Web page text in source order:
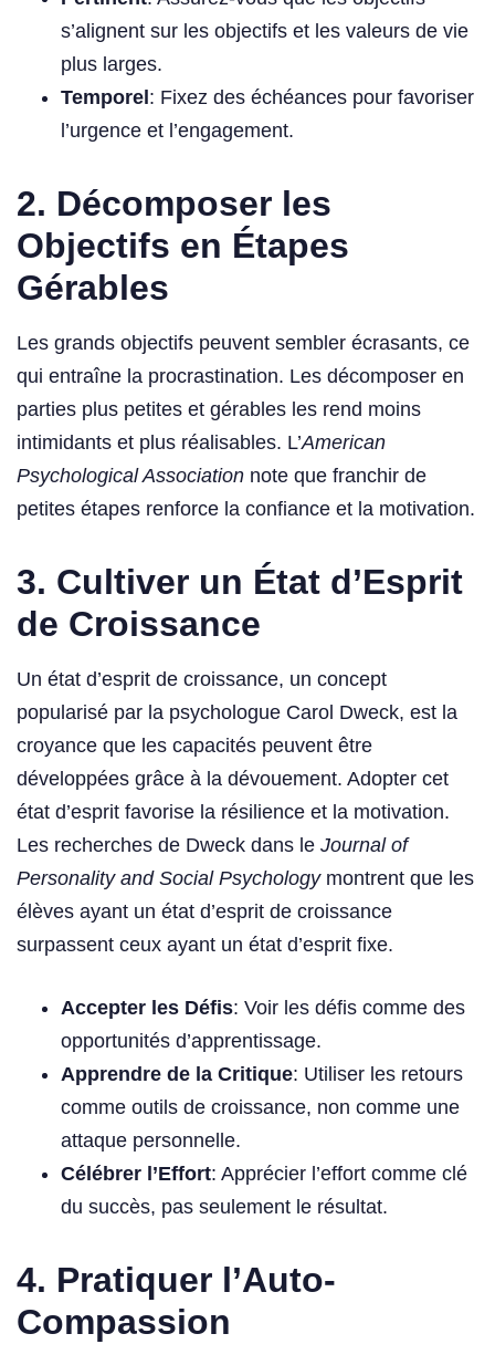
s’alignent sur les objectifs et les valeurs de vie
plus larges.
Temporel : Fixez des échéances pour favoriser
l’urgence et l’engagement.
2. Décomposer les
Objectifs en Étapes
Gérables
Les grands objectifs peuvent sembler écrasants, ce
qui entraîne la procrastination. Les décomposer en
parties plus petites et gérables les rend moins
intimidants et plus réalisables. L’American
Psychological Association note que franchir de
petites étapes renforce la confiance et la motivation.
3. Cultiver un État d’Esprit
de Croissance
Un état d’esprit de croissance, un concept
popularisé par la psychologue Carol Dweck, est la
croyance que les capacités peuvent être
développées grâce à la dévouement. Adopter cet
état d’esprit favorise la résilience et la motivation.
Les recherches de Dweck dans le Journal of
Personality and Social Psychologymontrent que les
élèves ayant un état d’esprit de croissance
surpassent ceux ayant un état d’esprit fixe.
Accepter les Défis: Voir les défis comme des
opportunités d’apprentissage.
Apprendre de la Critique: Utiliser les retours
comme outils de croissance, non comme une
attaque personnelle.
Célébrer l’Effort: Apprécier l’effort comme clé
du succès, pas seulement le résultat.
4. Pratiquer l’Auto-
Compassion